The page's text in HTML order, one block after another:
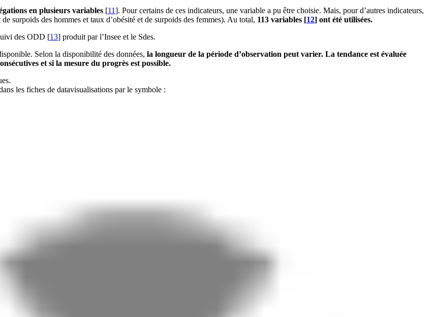
en plusieurs variables [11]. Pour certains de ces indicateurs, une variable a pu être choisie. Mais, pour d’autres indicateurs,
surpoids des hommes et taux d’obésité et de surpoids des femmes). Au total, 113 variables [12] ont été utilisées.
des ODD [13] produit par l’Insee et le Sdes.
Selon la disponibilité des données, la longueur de la période d’observation peut varier. La tendance est évaluée
et si la mesure du progrès est possible.
les fiches de datavisualisations par le symbole :